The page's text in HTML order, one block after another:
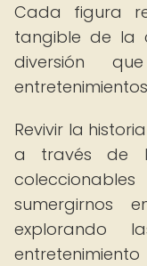
Cada figura
tangible de la
diversión
Revivir la
a través de
sumergirnos
explorando